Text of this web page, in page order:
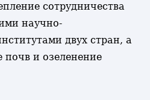
сотрудничества
научно-
двух стран, а
почв и озеленение